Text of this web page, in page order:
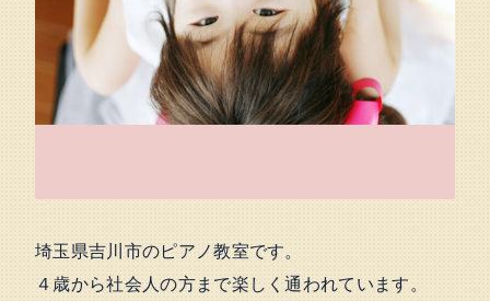
埼玉県吉川市のピアノ教室です。
４歳から社会人の方まで楽しく通われています。